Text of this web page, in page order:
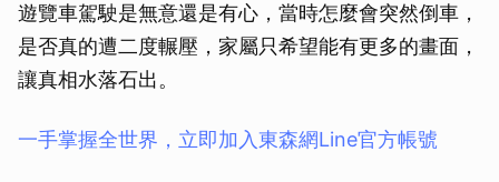
遊覽車駕駛是無意還是有心，當時怎麼會突然倒車，
是否真的遭二度輾壓，家屬只希望能有更多的畫面，
讓真相水落石出。
一手掌握全世界，立即加入東森網Line官方帳號